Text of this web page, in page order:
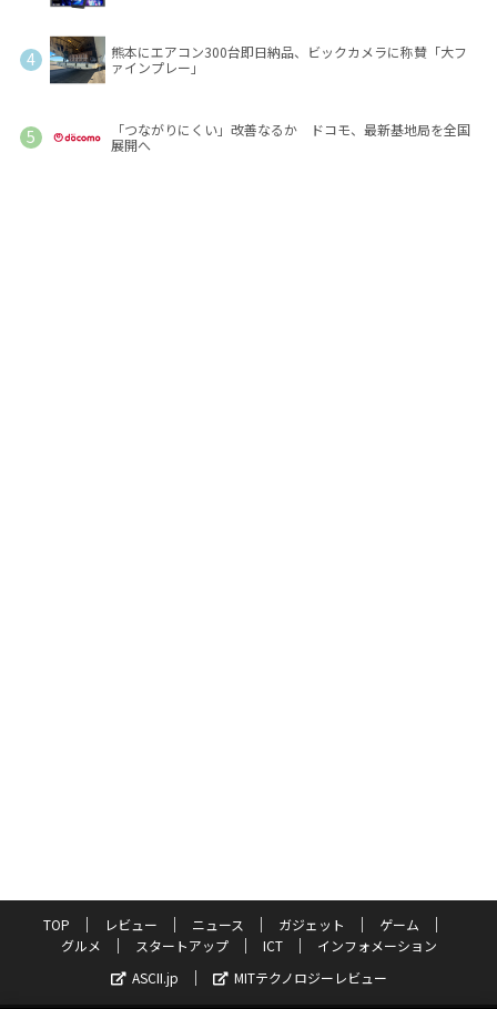
熊本にエアコン300台即日納品、ビックカメラに称賛「大フ
ァインプレー」
「つながりにくい」改善なるか ドコモ、最新基地局を全国
展開へ
TOP レビュー ニュース ガジェット
ゲーム
グルメ
スタートアップ ICT
インフォメーション
ASCII.jp
MITテクノロジーレビュー